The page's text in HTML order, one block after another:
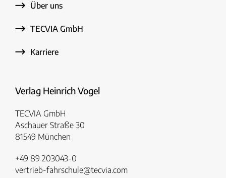
Über uns
TECVIA GmbH
Karriere
Verlag Heinrich Vogel
TECVIA GmbH
Aschauer Straße 30
81549 München
+49 89 203043-0
vertrieb-fahrschule@tecvia.com